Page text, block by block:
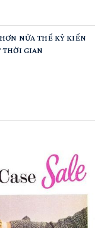
NỬA THẾ KỶ KIẾN
THỜI GIAN